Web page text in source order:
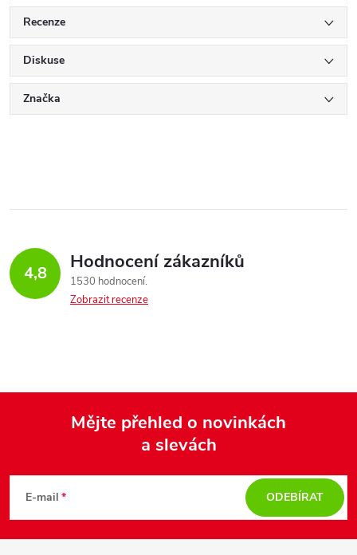
Recenze
Diskuse
Značka
4,8 Hodnocení zákazníků
1530 hodnocení
Zobrazit recenze
p
Mějte přehled o novinkách
a slevách
E-mail ODEBÍRAT